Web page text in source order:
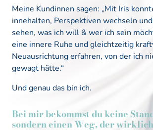
Meine Kundinnen sagen: „Mit Iris
innehalten, Perspektiven wechseln
sehen, was ich will & wer ich sein
eine innere Ruhe und gleichtzeitig
Neuausrichtung erfahren, von der ich
gewagt hätte.“
Und genau das bin ich.
Bei mir bekommst du keine
sondern einen Weg, der wirklich